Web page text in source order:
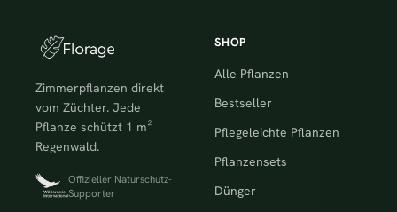
Zimmerpflanzen direkt
vom Züchter. Jede
Pflanze schützt 1 m²
Regenwald.
Offizieller Naturschutz-
Supporter
SHOP
Alle Pflanzen
Bestseller
Pflegeleichte Pflanzen
Pflanzensets
Dünger